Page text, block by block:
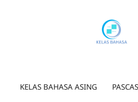
KELAS BAHASA ASING